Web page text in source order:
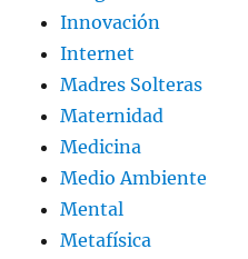
Innovación
Internet
Madres Solteras
Maternidad
Medicina
Medio Ambiente
Mental
Metafísica